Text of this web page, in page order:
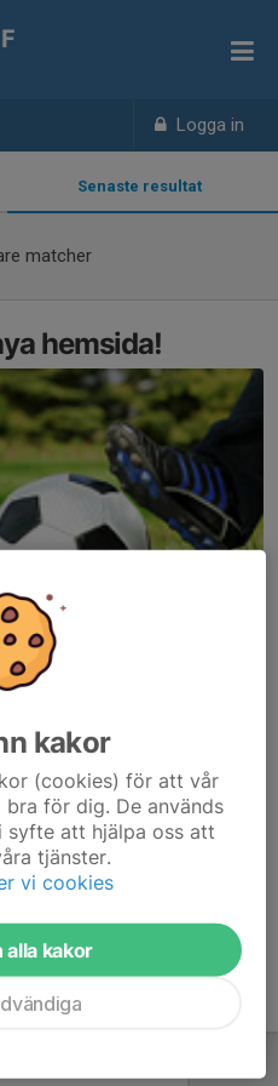
Logga in
Senaste resultat
matcher
hemsida!
nyheterna på hemsidan. För
loggar du in högst upp till
kakor
(cookies) för att vår
för dig. De används
syfte att hjälpa oss att
tjänster.
vi cookies
alla kakor